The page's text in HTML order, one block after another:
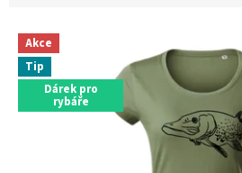
V
p
Akce
Tip
Dárek pro
rybáře